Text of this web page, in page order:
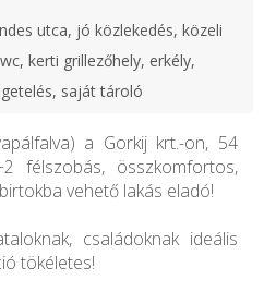
utca, jó közlekedés, közeli
kerti grillezőhely, erkély,
saját tároló
a Gorkij krt.-on, 54
félszobás, összkomfortos,
vehető lakás eladó!
családoknak ideális
tökéletes!